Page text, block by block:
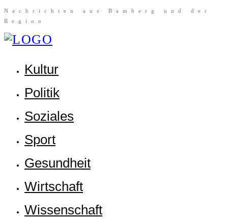
Nach­rich­ten aus Bam­berg und der
Region
Kul­tur
Poli­tik
Sozia­les
Sport
Gesund­heit
Wirt­schaft
Wis­sen­schaft